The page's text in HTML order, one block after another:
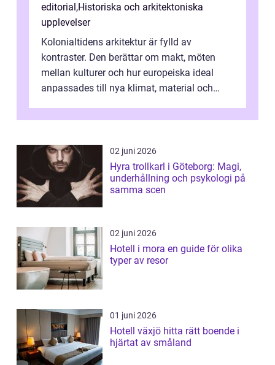
editorial,Historiska och arkitektoniska
upplevelser
Kolonialtidens arkitektur är fylld av
kontraster. Den berättar om makt, möten
mellan kulturer och hur europeiska ideal
anpassades till nya klimat, material och
02 juni 2026
Hyra trollkarl i Göteborg: Magi,
underhållning och psykologi på
samma scen
02 juni 2026
Hotell i mora en guide för olika
typer av resor
01 juni 2026
Hotell växjö hitta rätt boende i
hjärtat av småland